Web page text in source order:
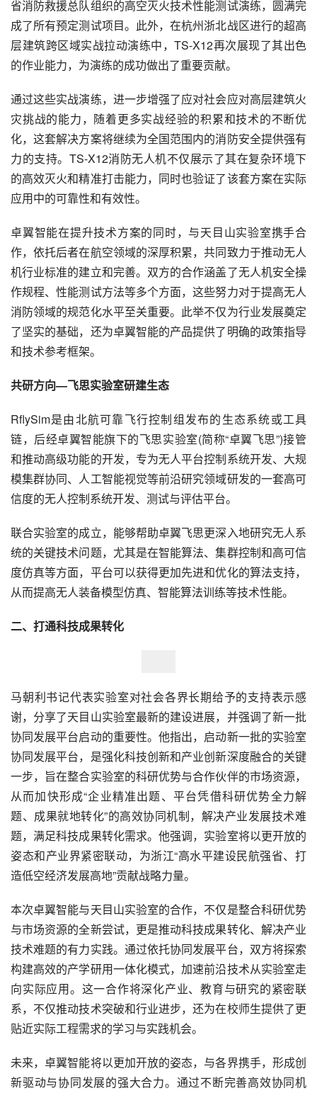
省消防救援总队组织的高空灭火技术性能测试演练，圆满完
成了所有预定测试项目。此外，在杭州浙北战区进行的超高
层建筑跨区域实战拉动演练中，TS-X12再次展现了其出色
的作业能力，为演练的成功做出了重要贡献。
通过这些实战演练，进一步增强了应对社会应对高层建筑火
灾挑战的能力，随着更多实战经验的积累和技术的不断优
化，这套解决方案将继续为全国范围内的消防安全提供强有
力的支持。TS-X12消防无人机不仅展示了其在复杂环境下
的高效灭火和精准打击能力，同时也验证了该套方案在实际
应用中的可靠性和有效性。
卓翼智能在提升技术方案的同时，与天目山实验室携手合
作，依托后者在航空领域的深厚积累，共同致力于推动无人
机行业标准的建立和完善。双方的合作涵盖了无人机安全操
作规程、性能测试方法等多个方面，这些努力对于提高无人
消防领域的规范化水平至关重要。此举不仅为行业发展奠定
了坚实的基础，还为卓翼智能的产品提供了明确的政策指导
和技术参考框架。
共研方向—飞思实验室研建生态
RflySim是由北航可靠飞行控制组发布的生态系统或工具
链，后经卓翼智能旗下的飞思实验室(简称“卓翼飞思”)接管
和推动高级功能的开发，专为无人平台控制系统开发、大规
模集群协同、人工智能视觉等前沿研究领域研发的一套高可
信度的无人控制系统开发、测试与评估平台。
联合实验室的成立，能够帮助卓翼飞思更深入地研究无人系
统的关键技术问题，尤其是在智能算法、集群控制和高可信
度仿真等方面，平台可以获得更加先进和优化的算法支持，
从而提高无人装备模型仿真、智能算法训练等技术性能。
二、打通科技成果转化
马朝利书记代表实验室对社会各界长期给予的支持表示感
谢，分享了天目山实验室最新的建设进展，并强调了新一批
协同发展平台启动的重要性。他指出，启动新一批的实验室
协同发展平台，是强化科技创新和产业创新深度融合的关键
一步，旨在整合实验室的科研优势与合作伙伴的市场资源，
从而加快形成“企业精准出题、平台凭借科研优势全力解
题、成果就地转化”的高效协同机制，解决产业发展技术难
题，满足科技成果转化需求。他强调，实验室将以更开放的
姿态和产业界紧密联动，为浙江“高水平建设民航强省、打
造低空经济发展高地”贡献战略力量。
本次卓翼智能与天目山实验室的合作，不仅是整合科研优势
与市场资源的全新尝试，更是推动科技成果转化、解决产业
技术难题的有力实践。通过依托协同发展平台，双方将探索
构建高效的产学研用一体化模式，加速前沿技术从实验室走
向实际应用。这一合作将深化产业、教育与研究的紧密联
系，不仅推动技术突破和行业进步，还为在校师生提供了更
贴近实际工程需求的学习与实践机会。
未来，卓翼智能将以更加开放的姿态，与各界携手，形成创
新驱动与协同发展的强大合力。通过不断完善高效协同机